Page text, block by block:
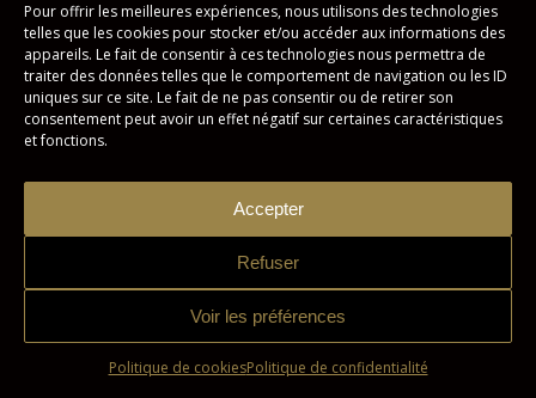
Pour offrir les meilleures expériences, nous utilisons des technologies
telles que les cookies pour stocker et/ou accéder aux informations des
appareils. Le fait de consentir à ces technologies nous permettra de
traiter des données telles que le comportement de navigation ou les ID
uniques sur ce site. Le fait de ne pas consentir ou de retirer son
consentement peut avoir un effet négatif sur certaines caractéristiques
et fonctions.
Accepter
Refuser
Voir les préférences
Politique de cookiesPolitique de confidentialité